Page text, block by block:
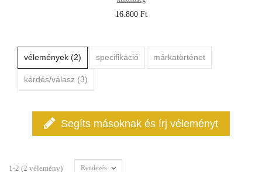
16.800 Ft
vélemények (2) specifikáció márkatörténet
kérdés/válasz (3)
Segíts másoknak és írj véleményt
1-2 (2 vélemény) Rendezés